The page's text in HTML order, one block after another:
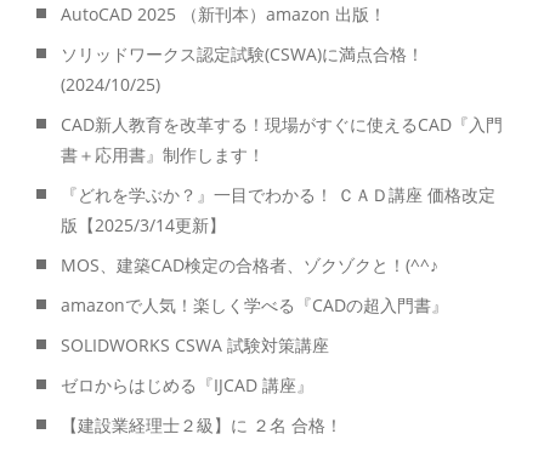
AutoCAD 2025 （新刊本）amazon 出版！
ソリッドワークス認定試験(CSWA)に満点合格！
(2024/10/25)
CAD新人教育を改革する！現場がすぐに使えるCAD『入門
書＋応用書』制作します！
『どれを学ぶか？』一目でわかる！ ＣＡＤ講座 価格改定
版【2025/3/14更新】
MOS、建築CAD検定の合格者、ゾクゾクと！(^^♪
amazonで人気！楽しく学べる『CADの超入門書』
SOLIDWORKS CSWA 試験対策講座
ゼロからはじめる『IJCAD 講座』
【建設業経理士２級】に ２名 合格！